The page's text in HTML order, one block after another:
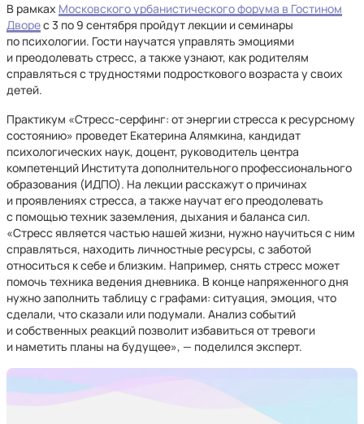
В рамках Московского урбанистического форума в Гостином
Дворес 3 по 9 сентября пройдут лекции и семинары
по психологии. Гости научатся управлять эмоциями
и преодолевать стресс, а также узнают, как родителям
справляться с трудностями подросткового возраста у своих
детей.
Практикум «Стресс-серфинг: от энергии стресса к ресурсному
состоянию» проведет Екатерина Алямкина, кандидат
психологических наук, доцент, руководитель центра
компетенций Института дополнительного профессионального
образования (ИДПО). На лекции расскажут о причинах
и проявлениях стресса, а также научат его преодолевать
с помощью техник заземления, дыхания и баланса сил.
«Стресс является частью нашей жизни, нужно научиться с ним
справляться, находить личностные ресурсы, с заботой
относиться к себе и близким. Например, снять стресс может
помочь техника ведения дневника. В конце напряженного дня
нужно заполнить таблицу с графами: ситуация, эмоция, что
сделали, что сказали или подумали. Анализ событий
и собственных реакций позволит избавиться от тревоги
и наметить планы на будущее», — поделился эксперт.